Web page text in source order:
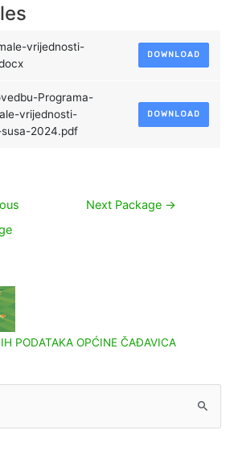
vrijednosti-
DOWNLOAD
Programa-
vrijednosti-
2024.pdf
DOWNLOAD
Next Package →
PODATAKA OPĆINE ČAĐAVICA